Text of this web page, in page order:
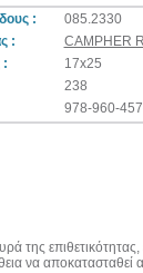
: 085.2330
:
CAMPHER
:
17x25
238
978-960-
της
να αποκατασταθεί